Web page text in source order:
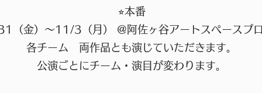
⭐︎本番
（金）〜11/3（月） @阿佐ヶ谷アートスペースプ
各チーム 両作品とも演じていただきます。
公演ごとにチーム・演目が変わります。